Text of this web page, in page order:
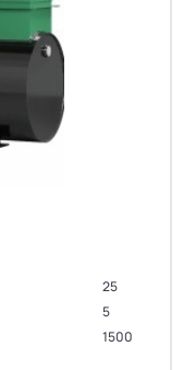
25
5
1500